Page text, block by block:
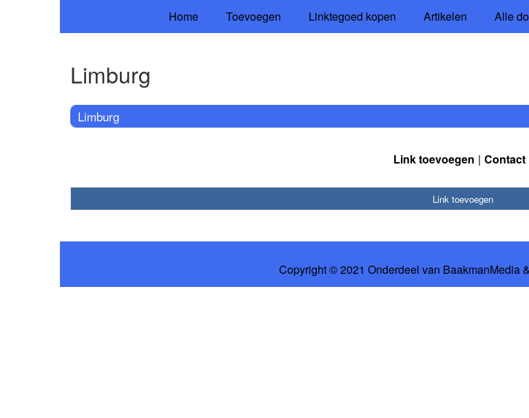
Home Toevoegen Linktegoed kopen Artikelen Alle
Limburg
Limburg
Link toevoegen Contact
Link toevoegen
Copyright © 2021 Onderdeel van BaakmanMedia&